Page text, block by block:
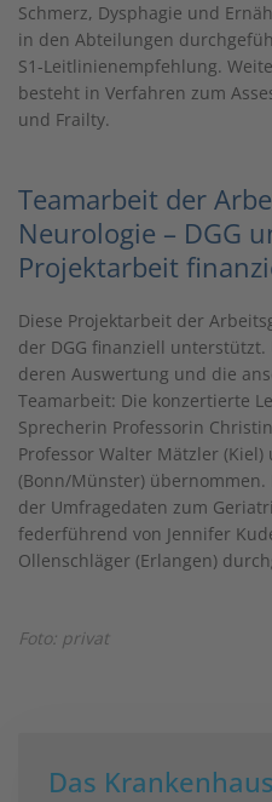
Schmerz, Dysphagie und
in den Abteilungen
S1-Leitlinienempfehlung.
besteht in Verfahren zum
und Frailty.
Teamarbeit der
Neurologie – DGG
Projektarbeit
Diese Projektarbeit der
der DGG finanziell
deren Auswertung und die
Teamarbeit: Die konzertierte
Sprecherin Professorin
Professor Walter Mätzler (Kiel)
(Bonn/Münster)
der Umfragedaten zum
federführend von Jennifer
Ollenschläger (Erlangen)
Foto: privat
Das